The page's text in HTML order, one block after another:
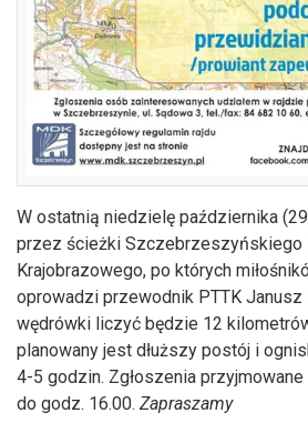
W ostatnią niedzielę października
przez ścieżki Szczebrzeszyńskiego
Krajobrazowego, po których
oprowadzi przewodnik PTTK Janusz
wędrówki liczyć będzie 12
planowany jest dłuższy postój i
4-5 godzin. Zgłoszenia
do godz. 16.00. Zapraszamy